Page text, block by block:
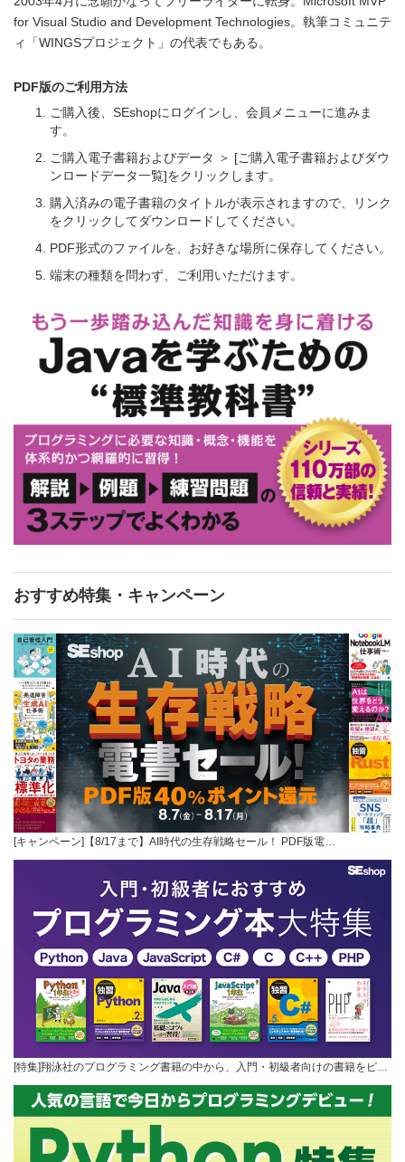
for Visual Studio and Development Technologies。執筆コミュニテ
ィ「WINGSプロジェクト」の代表でもある。
PDF版のご利用方法
ご購入後、SEshopにログインし、会員メニューに進みま
す。
ご購入電子書籍およびデータ ＞ [ご購入電子書籍およびダウ
ンロードデータ一覧]をクリックします。
購入済みの電子書籍のタイトルが表示されますので、リンク
をクリックしてダウンロードしてください。
PDF形式のファイルを、お好きな場所に保存してください。
端末の種類を問わず、ご利用いただけます。
おすすめ特集・キャンペーン
[キャンペーン]【8/17まで】AI時代の生存戦略セール！ PDF版電…
[特集]翔泳社のプログラミング書籍の中から、入門・初級者向けの書籍をピ…